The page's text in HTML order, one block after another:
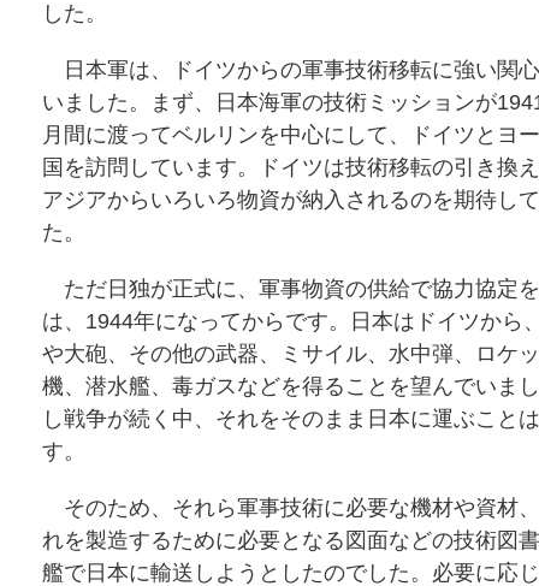
した。
日本軍は、ドイツからの軍事技術移転に強い関
いました。まず、日本海軍の技術ミッションが
月間に渡ってベルリンを中心にして、ドイツとヨ
国を訪問しています。ドイツは技術移転の引き換
アジアからいろいろ物資が納入されるのを期待し
た。
ただ日独が正式に、軍事物資の供給で協力協定
は、1944年になってからです。日本はドイツから
や大砲、その他の武器、ミサイル、水中弾、ロケ
機、潜水艦、毒ガスなどを得ることを望んでいま
し戦争が続く中、それをそのまま日本に運ぶこと
す。
そのため、それら軍事技術に必要な機材や資材
れを製造するために必要となる図面などの技術図
艦で日本に輸送しようとしたのでした。必要に応